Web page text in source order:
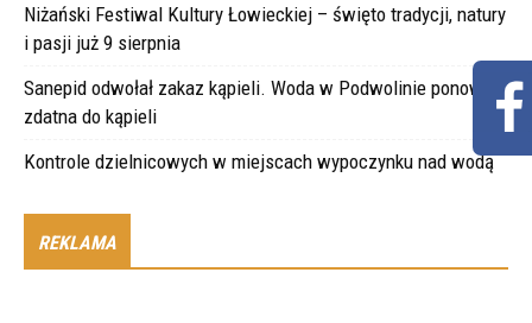
Niżański Festiwal Kultury Łowieckiej – święto tradycji, natury
i pasji już 9 sierpnia
Sanepid odwołał zakaz kąpieli. Woda w Podwolinie ponownie
zdatna do kąpieli
Kontrole dzielnicowych w miejscach wypoczynku nad wodą
REKLAMA